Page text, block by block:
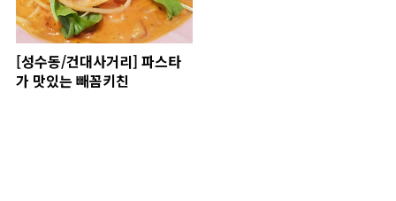
[성수동/건대사거리] 파스타
가 맛있는 빼꼼키친